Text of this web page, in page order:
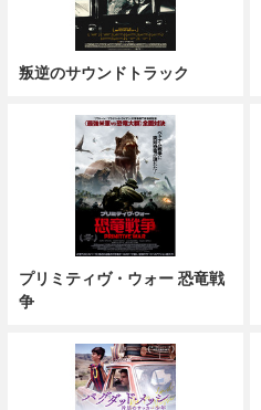
叛逆のサウンドトラック
プリミティヴ・ウォー 恐竜戦
争